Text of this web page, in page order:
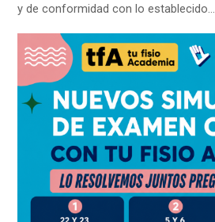
y de conformidad con lo establecido…